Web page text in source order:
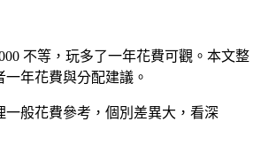
不等，玩多了一年花費可觀。本文整
一年花費與分配建議。
一般花費參考，個別差異大，看深